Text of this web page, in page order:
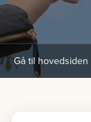
Gå til hovedsiden